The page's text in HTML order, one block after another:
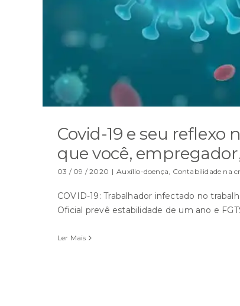
Covid-19 e seu
que você,
03 / 09 / 2020 | Auxílio-doença, Contabilidade na
COVID-19: Trabalhador infectado no
Oficial prevê estabilidade de um ano e
Ler Mais